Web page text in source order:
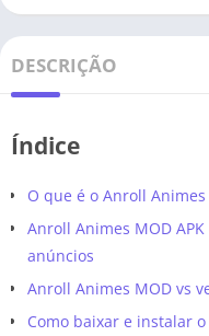
DESCRIÇÃO
Índice
O que é o Anroll
Anroll Animes MOD
anúncios
Anroll Animes MOD vs
Como baixar e instalar